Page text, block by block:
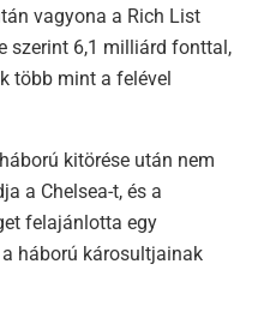
vagyona a Rich List
szerint 6,1 milliárd fonttal,
több mint a felével
kitörése után nem
a Chelsea-t, és a
felajánlotta egy
háború károsultjainak